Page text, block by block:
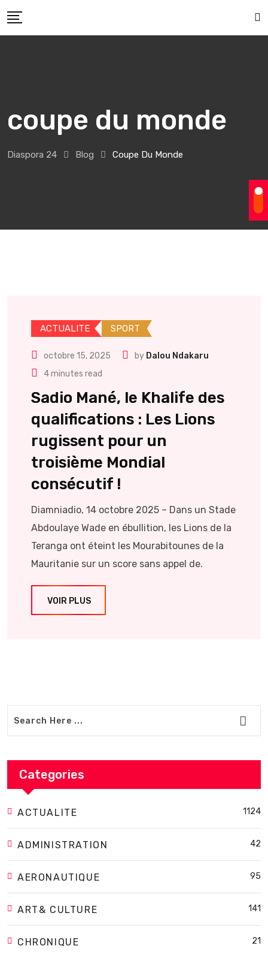
to
coupe du monde
Diaspora 24 Blog Coupe Du Monde
ACTUALITE SPORT
octobre 15, 2025 by Dalou Ndakaru
4 minutes read
Sadio Mané, le Khalife des
qualifications : Les Lions
rugissent pour un
troisième Mondial
consécutif !
Diamniadio, 14 octobre 2025 – Dans un Stade
Abdoulaye Wade en ébullition, les Lions de la
Teranga ont éteint les Mourabitounes de la
Mauritanie sur un score sans appel de.
VOIR PLUS
Categories
ACTUALITE 1124
ADMINISTRATION 42
AERONAUTIQUE 95
ART& CULTURE 141
CHRONIQUE 21